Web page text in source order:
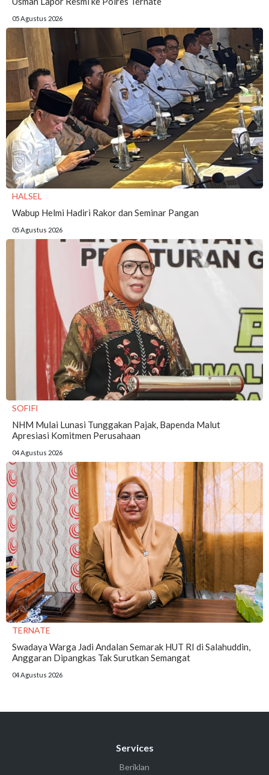
05 Agustus 2026
HALSEL
Wabup Helmi Hadiri Rakor dan Seminar Pangan
05 Agustus 2026
SOFIFI
NHM Mulai Lunasi Tunggakan Pajak, Bapenda Malut
Apresiasi Komitmen Perusahaan
04 Agustus 2026
TERNATE
Swadaya Warga Jadi Andalan Semarak HUT RI di Salahuddin,
Anggaran Dipangkas Tak Surutkan Semangat
04 Agustus 2026
Services
Beriklan